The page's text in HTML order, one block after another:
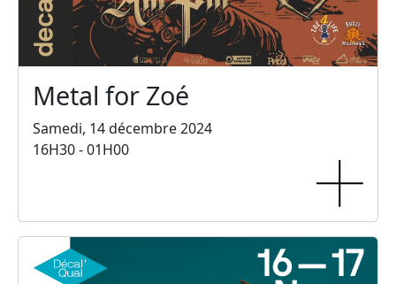
Metal for Zoé
Samedi, 14 décembre 2024
16H30 - 01H00